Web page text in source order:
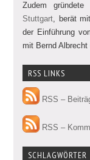
Zudem
Stuttgart, berät
der Einführung
mit Bernd
RSS LINKS
RSS –
RSS –
SCHLAGWÖRTER